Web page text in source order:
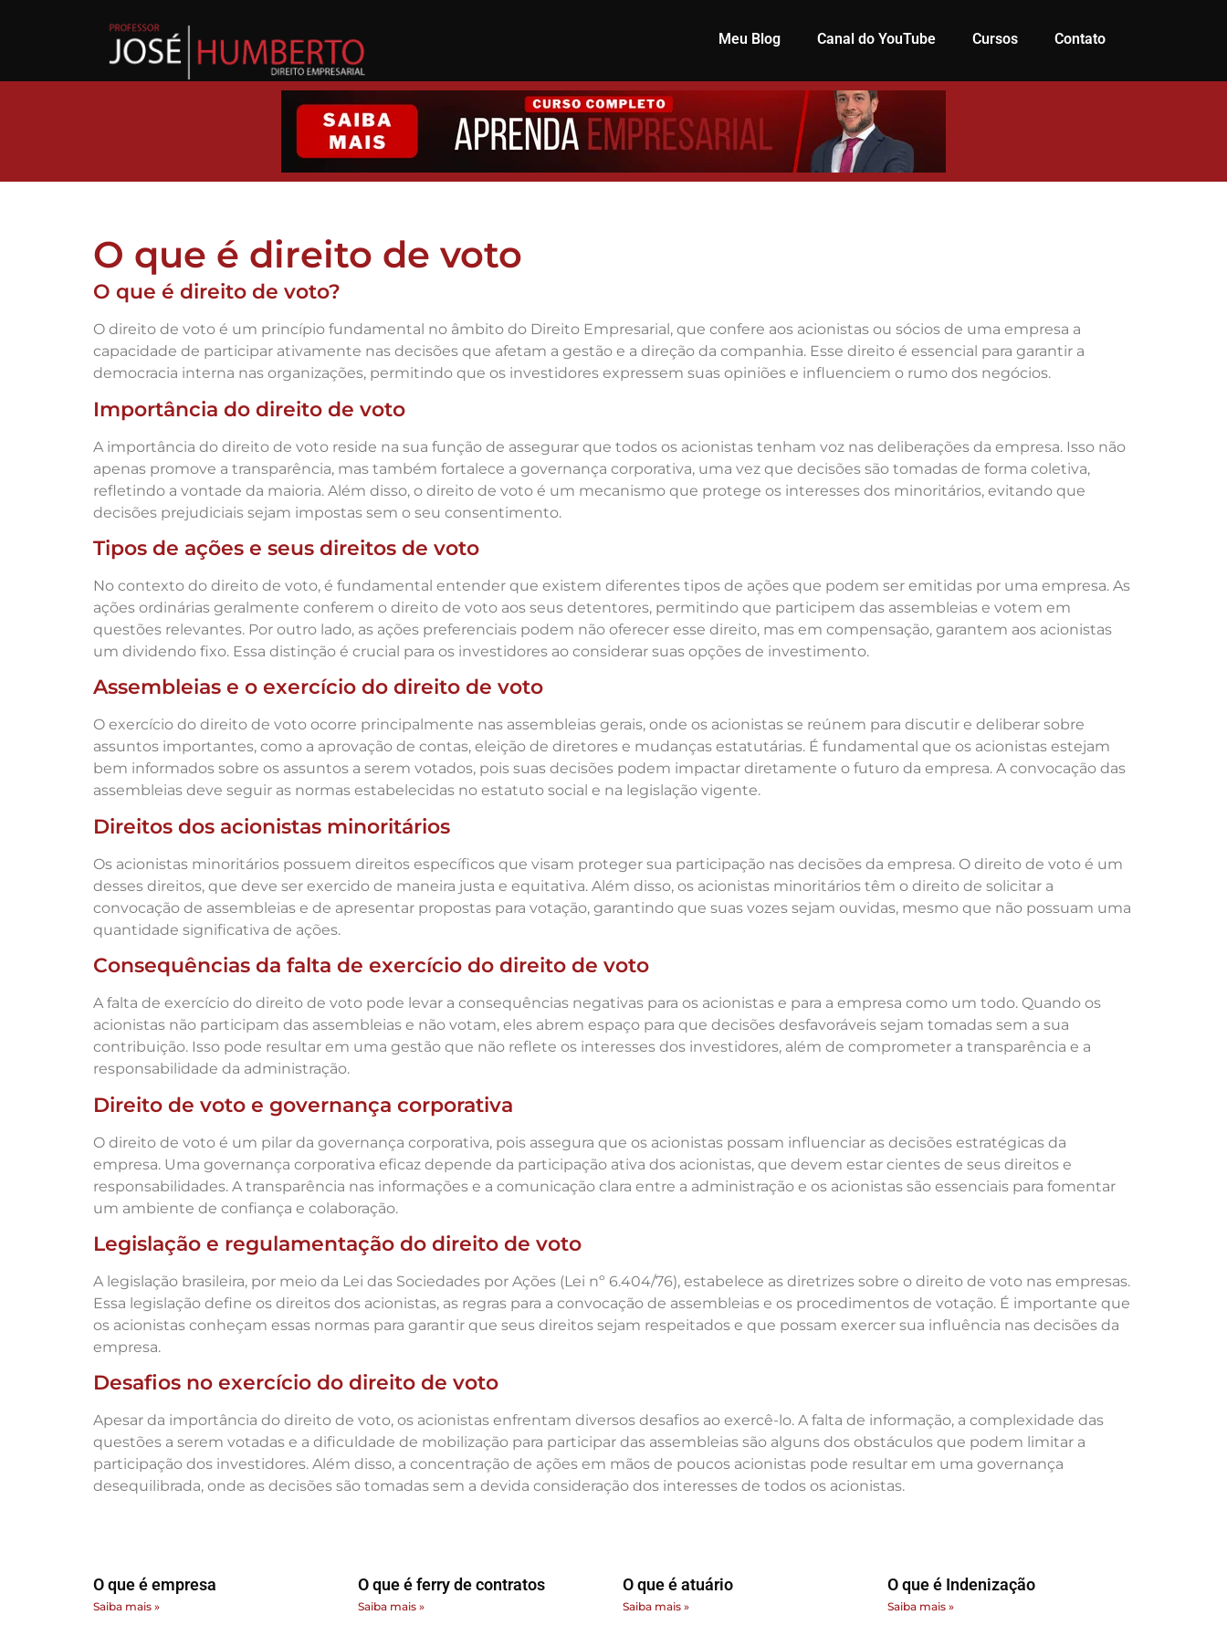
Meu Blog Canal do YouTube Cursos Contato
O que é direito de voto
O que é direito de voto?
O direito de voto é um princípio fundamental no âmbito do Direito Empresarial, que confere aos acionistas ou sócios de uma empresa a
capacidade de participar ativamente nas decisões que afetam a gestão e a direção da companhia. Esse direito é essencial para garantir a
democracia interna nas organizações, permitindo que os investidores expressem suas opiniões e influenciem o rumo dos negócios.
Importância do direito de voto
A importância do direito de voto reside na sua função de assegurar que todos os acionistas tenham voz nas deliberações da empresa. Isso não
apenas promove a transparência, mas também fortalece a governança corporativa, uma vez que decisões são tomadas de forma coletiva,
refletindo a vontade da maioria. Além disso, o direito de voto é um mecanismo que protege os interesses dos minoritários, evitando que
decisões prejudiciais sejam impostas sem o seu consentimento.
Tipos de ações e seus direitos de voto
No contexto do direito de voto, é fundamental entender que existem diferentes tipos de ações que podem ser emitidas por uma empresa. As
ações ordinárias geralmente conferem o direito de voto aos seus detentores, permitindo que participem das assembleias e votem em
questões relevantes. Por outro lado, as ações preferenciais podem não oferecer esse direito, mas em compensação, garantem aos acionistas
um dividendo fixo. Essa distinção é crucial para os investidores ao considerar suas opções de investimento.
Assembleias e o exercício do direito de voto
O exercício do direito de voto ocorre principalmente nas assembleias gerais, onde os acionistas se reúnem para discutir e deliberar sobre
assuntos importantes, como a aprovação de contas, eleição de diretores e mudanças estatutárias. É fundamental que os acionistas estejam
bem informados sobre os assuntos a serem votados, pois suas decisões podem impactar diretamente o futuro da empresa. A convocação das
assembleias deve seguir as normas estabelecidas no estatuto social e na legislação vigente.
Direitos dos acionistas minoritários
Os acionistas minoritários possuem direitos específicos que visam proteger sua participação nas decisões da empresa. O direito de voto é um
desses direitos, que deve ser exercido de maneira justa e equitativa. Além disso, os acionistas minoritários têm o direito de solicitar a
convocação de assembleias e de apresentar propostas para votação, garantindo que suas vozes sejam ouvidas, mesmo que não possuam uma
quantidade significativa de ações.
Consequências da falta de exercício do direito de voto
A falta de exercício do direito de voto pode levar a consequências negativas para os acionistas e para a empresa como um todo. Quando os
acionistas não participam das assembleias e não votam, eles abrem espaço para que decisões desfavoráveis sejam tomadas sem a sua
contribuição. Isso pode resultar em uma gestão que não reflete os interesses dos investidores, além de comprometer a transparência e a
responsabilidade da administração.
Direito de voto e governança corporativa
O direito de voto é um pilar da governança corporativa, pois assegura que os acionistas possam influenciar as decisões estratégicas da
empresa. Uma governança corporativa eficaz depende da participação ativa dos acionistas, que devem estar cientes de seus direitos e
responsabilidades. A transparência nas informações e a comunicação clara entre a administração e os acionistas são essenciais para fomentar
um ambiente de confiança e colaboração.
Legislação e regulamentação do direito de voto
A legislação brasileira, por meio da Lei das Sociedades por Ações (Lei nº 6.404/76), estabelece as diretrizes sobre o direito de voto nas empresas.
Essa legislação define os direitos dos acionistas, as regras para a convocação de assembleias e os procedimentos de votação. É importante que
os acionistas conheçam essas normas para garantir que seus direitos sejam respeitados e que possam exercer sua influência nas decisões da
empresa.
Desafios no exercício do direito de voto
Apesar da importância do direito de voto, os acionistas enfrentam diversos desafios ao exercê-lo. A falta de informação, a complexidade das
questões a serem votadas e a dificuldade de mobilização para participar das assembleias são alguns dos obstáculos que podem limitar a
participação dos investidores. Além disso, a concentração de ações em mãos de poucos acionistas pode resultar em uma governança
desequilibrada, onde as decisões são tomadas sem a devida consideração dos interesses de todos os acionistas.
O que é empresa
Saiba mais »
O que é ferry de contratos
Saiba mais »
O que é atuário
Saiba mais »
O que é Indenização
Saiba mais »